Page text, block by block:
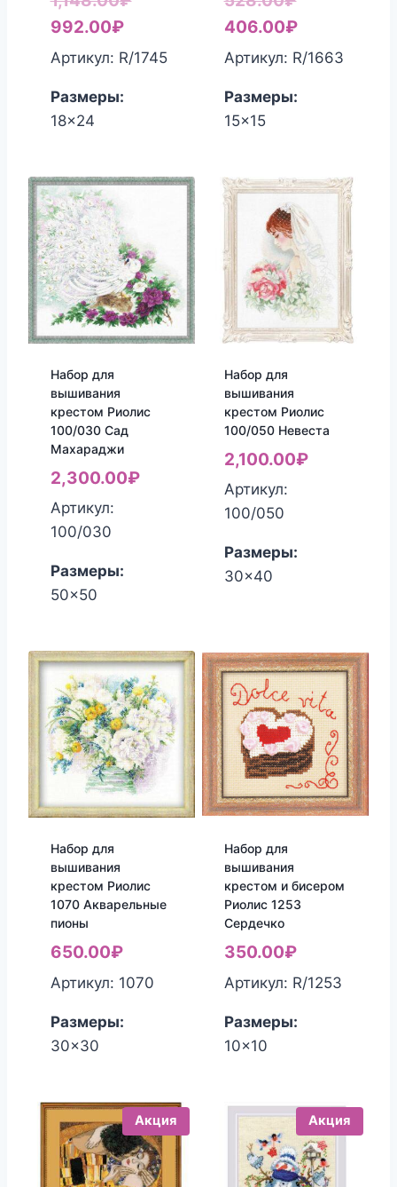
составляла
992.00₽Текущая
цена:
Артикул: R/1745
Размеры:
18x24
цена
составляла
406.00₽Текущая
цена:
Артикул: R/1663
Размеры:
15x15
Набор для
вышивания
крестом Риолис
100/030 Сад
Махараджи
2,300.00₽
Артикул:
100/030
Размеры:
50x50
Набор для
вышивания
крестом Риолис
100/050 Невеста
2,100.00₽
Артикул:
100/050
Размеры:
30x40
Набор для
вышивания
крестом Риолис
1070 Акварельные
пионы
650.00₽
Артикул: 1070
Размеры:
30x30
Набор для
вышивания
крестом и бисером
Риолис 1253
Сердечко
350.00₽
Артикул: R/1253
Размеры:
10x10
Акция Акция